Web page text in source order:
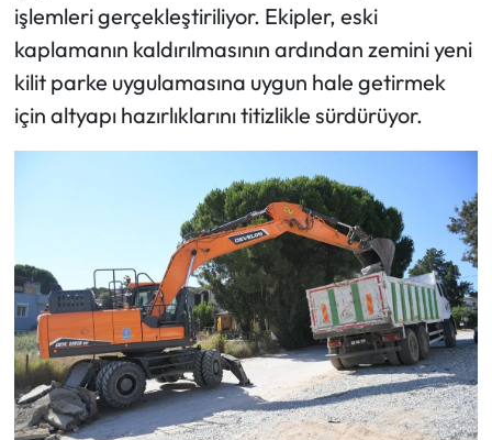
işlemleri gerçekleştiriliyor. Ekipler, eski
kaplamanın kaldırılmasının ardından zemini yeni
kilit parke uygulamasına uygun hale getirmek
için altyapı hazırlıklarını titizlikle sürdürüyor.